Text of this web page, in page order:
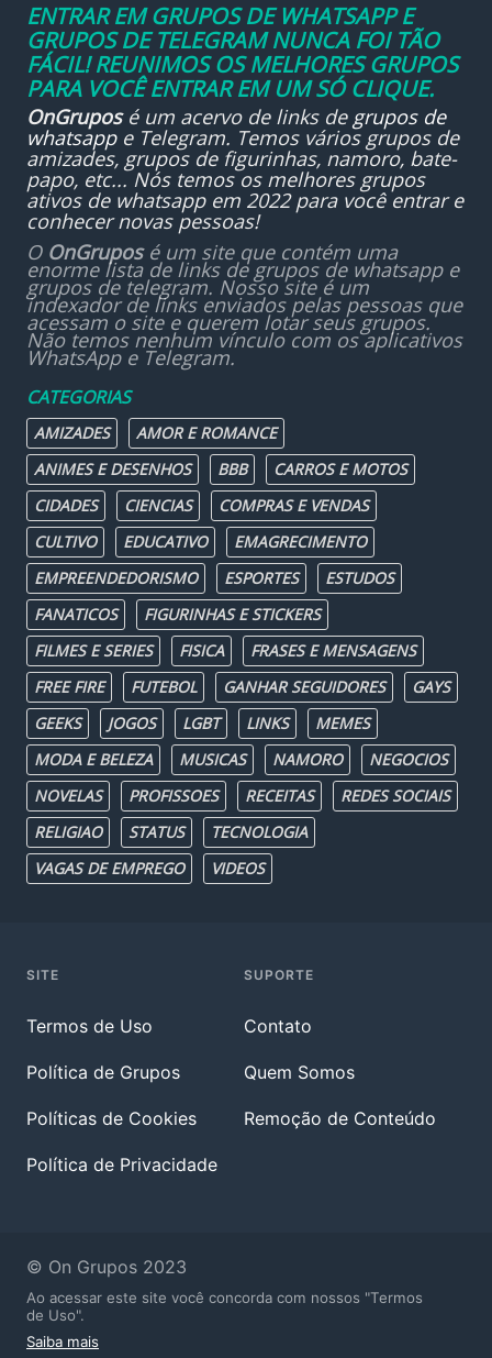
ENTRAR EM GRUPOS DE WHATSAPP E
GRUPOS DE TELEGRAM NUNCA FOI TÃO
FÁCIL! REUNIMOS OS MELHORES GRUPOS
PARA VOCÊ ENTRAR EM UM SÓ CLIQUE.
OnGruposé um acervo de links de grupos de
whatsappe Telegram. Temos vários grupos de
amizades, grupos de figurinhas, namoro, bate-
papo, etc... Nós temos os melhores grupos
ativos de whatsapp em 2022 para você entrar e
conhecer novas pessoas!
O OnGruposé um site que contém uma
enorme lista de links de grupos de whatsapp e
grupos de telegram. Nosso site é um
indexador de links enviados pelas pessoas que
acessam o site e querem lotar seus grupos.
Não temos nenhum vínculo com os aplicativos
WhatsApp e Telegram.
CATEGORIAS
AMIZADES
AMOR E ROMANCE
ANIMES E DESENHOS
BBB
CARROS E MOTOS
CIDADES
CIENCIAS
COMPRAS E VENDAS
CULTIVO
EDUCATIVO
EMAGRECIMENTO
EMPREENDEDORISMO
ESPORTES
ESTUDOS
FANATICOS
FIGURINHAS E STICKERS
FILMES E SERIES
FISICA
FRASES E MENSAGENS
FREE FIRE
FUTEBOL GANHAR SEGUIDORES
GAYS
GEEKS
JOGOS LGBT LINKS
MEMES
MODA E BELEZA
MUSICAS NAMORO
NEGOCIOS
NOVELAS
PROFISSOES RECEITAS
REDES SOCIAIS
RELIGIAO
STATUS
TECNOLOGIA
VAGAS DE EMPREGO
VIDEOS
SITE
Termos de Uso
Política de Grupos
Políticas de Cookies
Política de Privacidade
SUPORTE
Contato
Quem Somos
Remoção de Conteúdo
© On Grupos 2023
Ao acessar este site você concorda com nossos "Termos
de Uso".
Saiba mais